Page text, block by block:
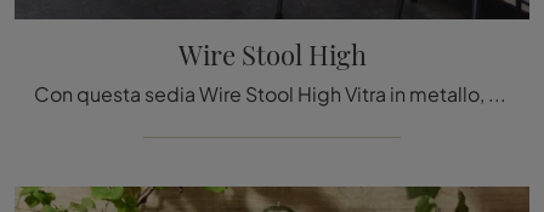
Wire Stool High
Con questa sedia Wire Stool High Vitra in metallo, una delle nostre sedute sgabelli design, potrai completare i tuoi locali.